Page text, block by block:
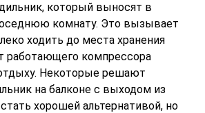
который выносят в
комнату. Это вызывает
ходить до места хранения
работающего компрессора
Некоторые решают
на балконе с выходом из
хорошей альтернативой, но